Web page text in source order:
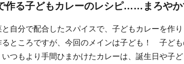
作る子どもカレーのレシピ……まろやか
自分で配合したスパイスで、子どもカレーを作
るところですが、今回のメインは子ども！ 子ど
つもより手間ひまかけたカレーは、誕生日や子